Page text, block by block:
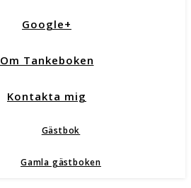
Google+
Om Tankeboken
Kontakta mig
Gästbok
Gamla gästboken